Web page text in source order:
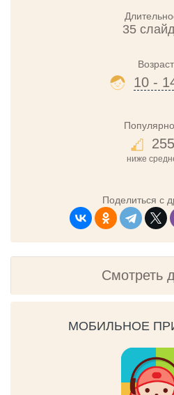
35
Возраст
10 -
255
ниже
Поделиться с
Смотреть
МОБИЛЬНОЕ